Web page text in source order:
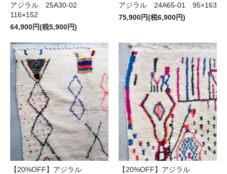
アジラル 25A30-02
116×152
64,900円(税5,900円)
アジラル 24A65-01 95×163
75,900円(税6,900円)
【20%OFF】アジラル
【20%OFF】アジラル